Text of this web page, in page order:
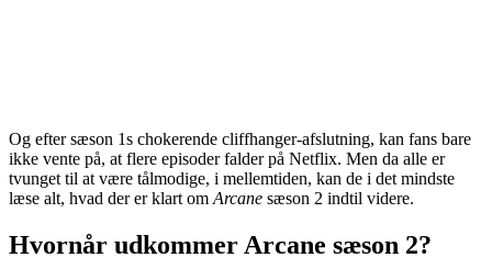
Og efter sæson 1s chokerende cliffhanger-afslutning, kan fans bare
ikke vente på, at flere episoder falder på Netflix. Men da alle er
tvunget til at være tålmodige, i mellemtiden, kan de i det mindste
læse alt, hvad der er klart om Arcane sæson 2 indtil videre.
Hvornår udkommer Arcane sæson 2?